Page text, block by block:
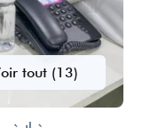
tout (13)